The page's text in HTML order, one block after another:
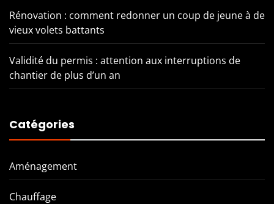
Rénovation : comment redonner un coup de jeune à de
vieux volets battants
Validité du permis : attention aux interruptions de
chantier de plus d’un an
Catégories
Aménagement
Chauffage